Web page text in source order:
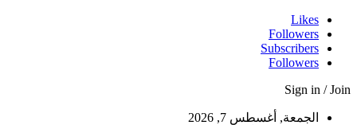
Likes
Followers
Subscribers
Followers
Sign in / Join
الجمعة, أغسطس 7, 2026